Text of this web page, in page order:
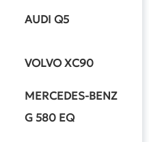
AUDI Q5
VOLVO XC90
MERCEDES-BENZ
G 580 EQ